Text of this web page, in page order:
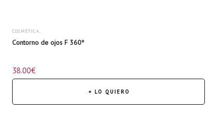
COSMÉTICA
Contorno de ojos F 360º
38.00€
+ LO QUIERO